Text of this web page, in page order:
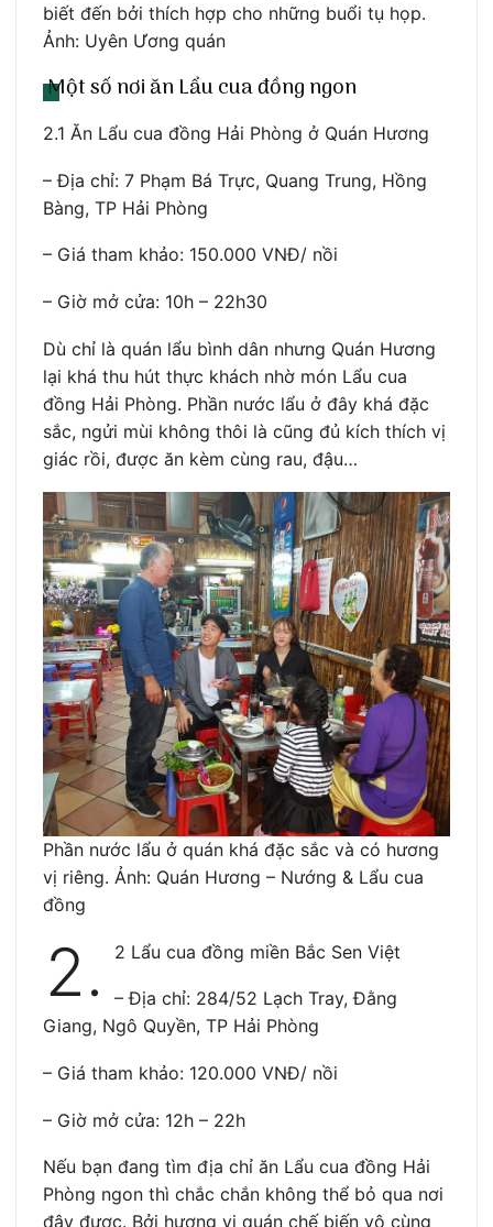
biết đến bởi thích hợp cho những buổi tụ họp.
Ảnh: Uyên Ương quán
Một số nơi ăn Lẩu cua đồng ngon
2.1 Ăn Lẩu cua đồng Hải Phòng ở Quán Hương
– Địa chỉ: 7 Phạm Bá Trực, Quang Trung, Hồng
Bàng, TP Hải Phòng
– Giá tham khảo: 150.000 VNĐ/ nồi
– Giờ mở cửa: 10h – 22h30
Dù chỉ là quán lẩu bình dân nhưng Quán Hương
lại khá thu hút thực khách nhờ món Lẩu cua
đồng Hải Phòng. Phần nước lẩu ở đây khá đặc
sắc, ngửi mùi không thôi là cũng đủ kích thích vị
giác rồi, được ăn kèm cùng rau, đậu…
Phần nước lẩu ở quán khá đặc sắc và có hương
vị riêng. Ảnh: Quán Hương – Nướng & Lẩu cua
đồng
2. 2 Lẩu cua đồng miền Bắc Sen Việt
– Địa chỉ: 284/52 Lạch Tray, Đằng
Giang, Ngô Quyền, TP Hải Phòng
– Giá tham khảo: 120.000 VNĐ/ nồi
– Giờ mở cửa: 12h – 22h
Nếu bạn đang tìm địa chỉ ăn Lẩu cua đồng Hải
Phòng ngon thì chắc chắn không thể bỏ qua nơi
đây được. Bởi hương vị quán chế biến vô cùng